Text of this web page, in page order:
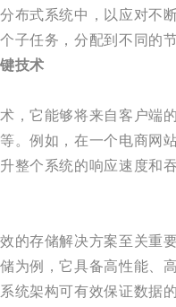
布式系统中，以应对不
子任务，分配到不同的
技术
，它能够将来自客户端
。例如，在一个电商网
整个系统的响应速度和
的存储解决方案至关
为例，它具备高性能、
统架构可有效保证数据